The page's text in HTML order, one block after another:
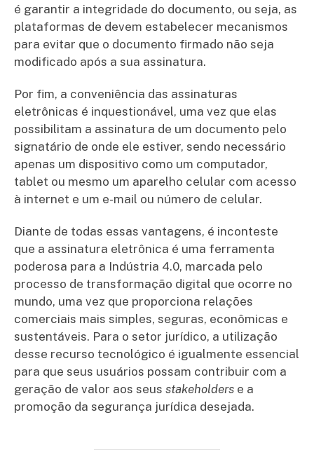
é garantir a integridade do documento, ou seja, as
plataformas de devem estabelecer mecanismos
para evitar que o documento firmado não seja
modificado após a sua assinatura.
Por fim, a conveniência das assinaturas
eletrônicas é inquestionável, uma vez que elas
possibilitam a assinatura de um documento pelo
signatário de onde ele estiver, sendo necessário
apenas um dispositivo como um computador,
tablet ou mesmo um aparelho celular com acesso
à internet e um e-mail ou número de celular.
Diante de todas essas vantagens, é inconteste
que a assinatura eletrônica é uma ferramenta
poderosa para a Indústria 4.0, marcada pelo
processo de transformação digital que ocorre no
mundo, uma vez que proporciona relações
comerciais mais simples, seguras, econômicas e
sustentáveis. Para o setor jurídico, a utilização
desse recurso tecnológico é igualmente essencial
para que seus usuários possam contribuir com a
geração de valor aos seus stakeholders e a
promoção da segurança jurídica desejada.